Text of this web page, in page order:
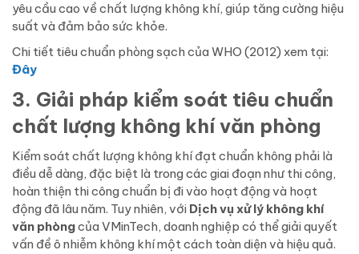
yêu cầu cao về chất lượng không khí, giúp tăng cường hiệu
suất và đảm bảo sức khỏe.
Chi tiết tiêu chuẩn phòng sạch của WHO (2012) xem tại:
Đây
3. Giải pháp kiểm soát tiêu chuẩn
chất lượng không khí văn phòng
Kiểm soát chất lượng không khí đạt chuẩn không phải là
điều dễ dàng, đặc biệt là trong các giai đoạn như thi công,
hoàn thiện thi công chuẩn bị đi vào hoạt động và hoạt
động đã lâu năm. Tuy nhiên, với Dịch vụ xử lý không khí
văn phòngcủa VMinTech, doanh nghiệp có thể giải quyết
vấn đề ô nhiễm không khí một cách toàn diện và hiệu quả.